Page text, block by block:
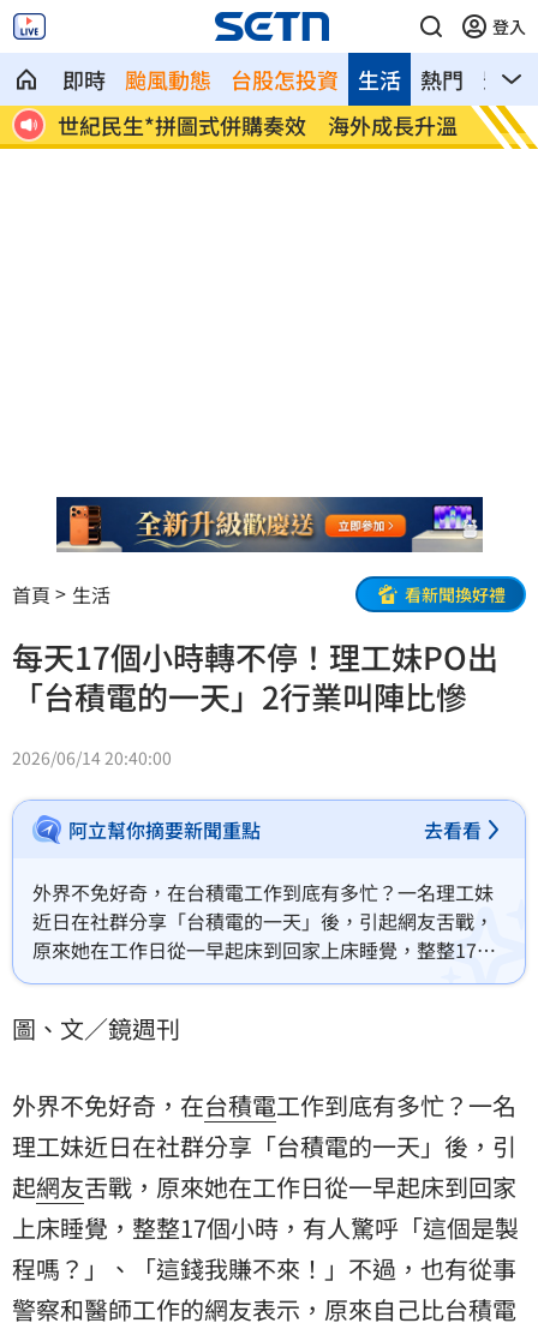
登入
即時 颱風動態 台股怎投資 熱門 影音
生活
中
世紀民生*拼圖式併購奏效 海外成長升溫 白海
首頁 生活 看新聞換好禮
每天17個小時轉不停！理工妹PO出
「台積電的一天」2行業叫陣比慘
2026/06/14 20:40:00
阿立幫你摘要新聞重點 去看看
外界不免好奇，在台積電工作到底有多忙？一名理工妹
近日在社群分享「台積電的一天」後，引起網友舌戰，
原來她在工作日從一早起床到回家上床睡覺，整整17個
小時，有人驚呼「這個是製程嗎？」、「這錢我賺不
來自己比台積電員工更辛苦。
圖、文／鏡週刊
外界不免好奇，在台積電工作到底有多忙？一名
理工妹近日在社群分享「台積電的一天」後，引
起網友舌戰，原來她在工作日從一早起床到回家
上床睡覺，整整17個小時，有人驚呼「這個是製
程嗎？」、「這錢我賺不來！」不過，也有從事
警察和醫師工作的網友表示，原來自己比台積電